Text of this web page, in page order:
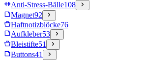
Anti-Stress-Bälle108
Magnet92
Haftnotizblöcke76
Aufkleber53
Bleistifte51
Buttons41